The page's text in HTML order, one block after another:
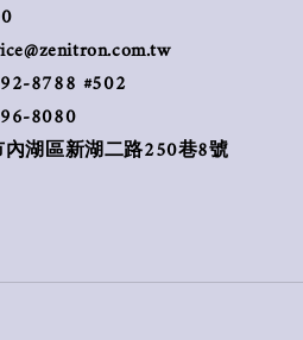
8788 #502
8080
湖區新湖二路250巷8號